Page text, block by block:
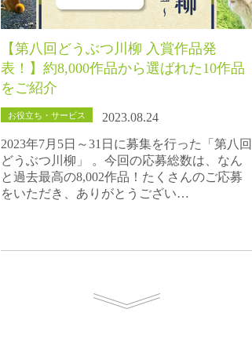
【第八回どうぶつ川柳 入賞作品発
表！】約8,000作品から選ばれた10作品
をご紹介
お役立ち・サービス
2023.08.24
2023年7月5日～31日に募集を行った「第八回
どうぶつ川柳」 。今回の応募総数は、なん
と過去最高の8,002作品！たくさんのご応募
をいただき、ありがとうござい…